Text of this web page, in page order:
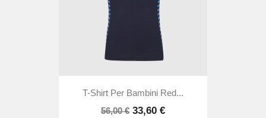
T-Shirt Per Bambini Red...
56,00 € 33,60 €